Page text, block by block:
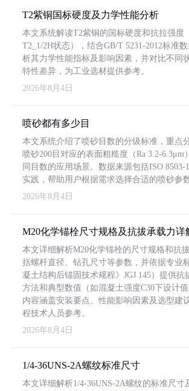
T2紫铜国标硬度及力学性能分析
本文系统解读T2紫铜的国标硬度和抗拉强度
T2_1/2H状态），结合GB/T 5231-2012标准
析其力学性能指标及影响因素，并对比不同
特性差异，为工业选材提供参考。
2026年8月4日
喷砂都有多少目
本文系统介绍了喷砂目数的分级标准，重点
喷砂200目对应的表面粗糙度（Ra 3.2-6.3μm
同目数的应用场景。数据来源包括ISO 8503-
实践，帮助用户根据需求选择合适的喷砂参数
2026年8月4日
M20化学锚栓尺寸规格及抗拔承载力详
本文详细解析M20化学锚栓的尺寸规格和抗
括螺杆直径、钻孔尺寸等参数，并依据专业
凝土结构后锚固技术规程》JGJ 145）提供抗
方法和典型数值（如混凝土强度C30下设计值
内容涵盖安装要点、性能影响因素及选型建
程技术人员参考。
2026年8月4日
1/4-36UNS-2A螺纹标准尺寸
本文详细解析1/4-36UNS-2A螺纹的标准尺寸